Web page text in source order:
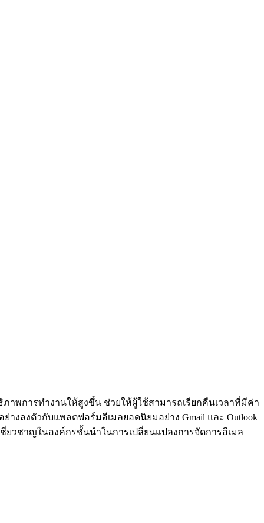
าพการทำงานให้สูงขึ้น ช่วยให้ผู้ใช้สามารถเรียกคืนเวลาที่มีค่า
งลงตัวกับแพลตฟอร์มอีเมลยอดนิยมอย่าง Gmail และ Outlook
ยวชาญในองค์กรชั้นนำในการเปลี่ยนแปลงการจัดการอีเมล